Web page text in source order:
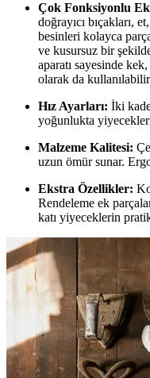
Çok Fonksiyonlu
doğrayıcı bıçakları,
besinleri kolayca
ve kusursuz bir
aparatı sayesinde
olarak da
Hız Ayarları: İki
yoğunlukta
Malzeme Kalitesi:
uzun ömür sunar.
Ekstra Özellikler:
Rendeleme ek
katı yiyeceklerin